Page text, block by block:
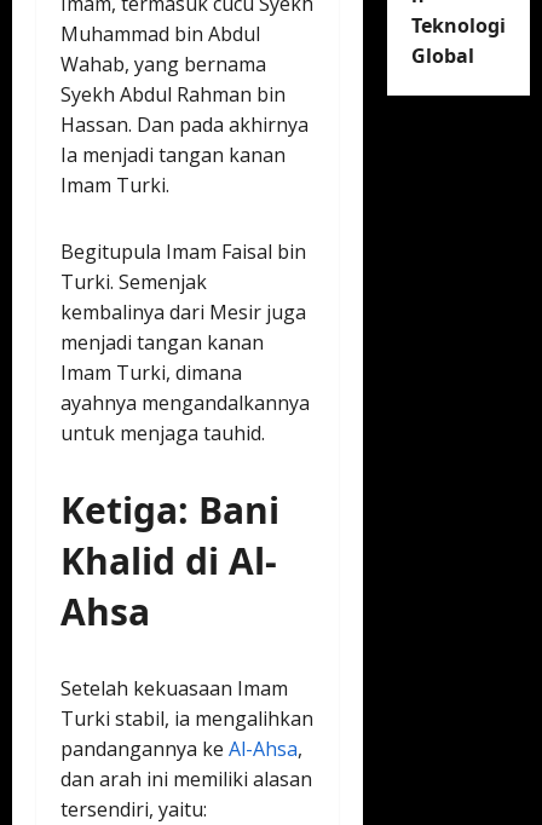
Muhammad bin Abdul
Wahab, yang bernama
Syekh Abdul Rahman bin
Hassan. Dan pada akhirnya
Ia menjadi tangan kanan
Imam Turki.
Begitupula Imam Faisal bin
Turki. Semenjak
kembalinya dari Mesir juga
menjadi tangan kanan
Imam Turki, dimana
ayahnya mengandalkannya
untuk menjaga tauhid.
Ketiga: Bani
Khalid di Al-
Ahsa
Setelah kekuasaan Imam
Turki stabil, ia mengalihkan
pandangannya ke Al-Ahsa,
dan arah ini memiliki alasan
tersendiri, yaitu:
Teknologi
Global